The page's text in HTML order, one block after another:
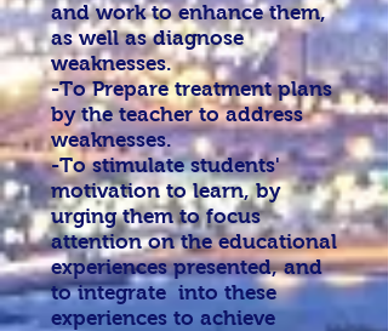
and work to enhance them,
as well as diagnose
weaknesses.
-To Prepare treatment plans
by the teacher to address
weaknesses.
-To stimulate students'
motivation to learn, by
urging them to focus
attention on the educational
experiences presented, and
to integrate into these
experiences to achieve